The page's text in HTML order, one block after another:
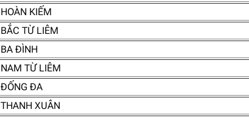
KIẾM
TỪ LIÊM
ĐÌNH
TỪ LIÊM
ĐỐNG ĐA
XUÂN